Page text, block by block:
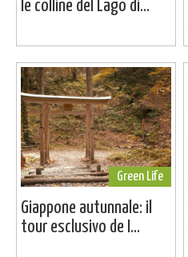
le colline del Lago di...
Green Life
Giappone autunnale: il
tour esclusivo de I...